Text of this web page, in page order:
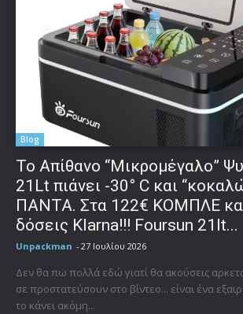
Blog
Το Απίθανο “Μικρομέγαλο”
21Lt πιάνει -30° C και
ΠΑΝΤΑ. Στα 122€ ΚΟΜΠΛΕ
δόσεις Klarna!!! Foursun 21lt...
Unpackman - 27 Ιουλίου 2026
Δεν θα πω πολλά εδώ γιατί θα ακούσεις
σε προστατεύσουν στο βίντεο... είναι ένα
το κάνει ακόμη...